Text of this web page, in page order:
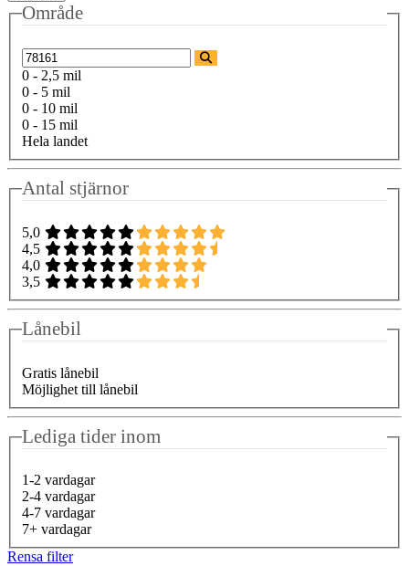
Område
0 - 2,5 mil
0 - 5 mil
0 - 10 mil
0 - 15 mil
Hela landet
Antal stjärnor
5,0
4,5
4,0
3,5
Lånebil
Gratis lånebil
Möjlighet till lånebil
Lediga tider inom
1-2 vardagar
2-4 vardagar
4-7 vardagar
7+ vardagar
Rensa filter